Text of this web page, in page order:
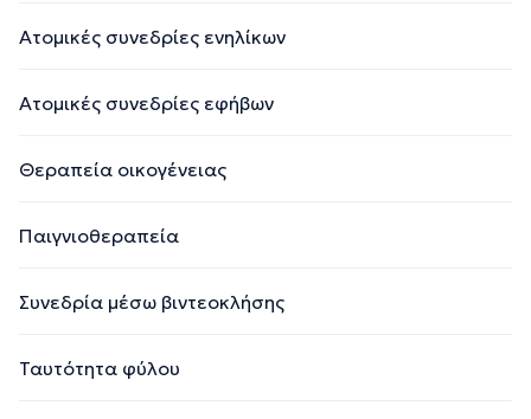
Ατομικές συνεδρίες ενηλίκων
Ατομικές συνεδρίες εφήβων
Θεραπεία οικογένειας
Παιγνιοθεραπεία
Συνεδρία μέσω βιντεοκλήσης
Ταυτότητα φύλου